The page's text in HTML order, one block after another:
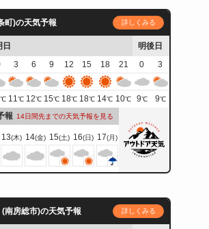
町)の天気予報 詳しくみる
日
明後日
3 6 9 12 15 18 21 0
3
℃ 11℃ 12℃ 15℃ 18℃ 18℃ 14℃ 10℃ 9℃ 9℃
報 14日間先までの天気予報を見る
13(木) 14(金) 15(土) 16(日) 17(月)
南房総市)の天気予報 詳しくみる